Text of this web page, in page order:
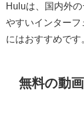
Huluは、国内外
やすいインター
にはおすすめです
無料の動